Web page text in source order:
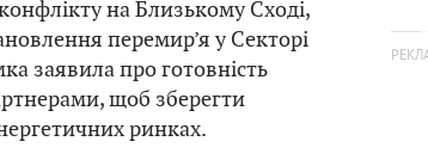
на Близькому Сході,
перемир’я у Секторі
заявила про готовність
щоб зберегти
ринках.